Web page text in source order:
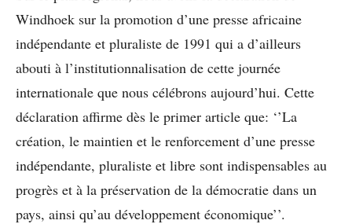
Windhoek sur la promotion d’une presse africaine
indépendante et pluraliste de 1991 qui a d’ailleurs
abouti à l’institutionnalisation de cette journée
internationale que nous célébrons aujourd’hui. Cette
déclaration affirme dès le primer article que: ‘’La
création, le maintien et le renforcement d’une presse
indépendante, pluraliste et libre sont indispensables au
progrès et à la préservation de la démocratie dans un
pays, ainsi qu’au développement économique’’.